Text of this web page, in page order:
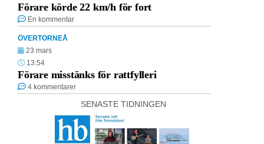
Förare körde 22 km/h för fort
En kommentar
ÖVERTORNEÅ
23 mars
13:54
Förare misstänks för rattfylleri
4 kommentarer
SENASTE TIDNINGEN